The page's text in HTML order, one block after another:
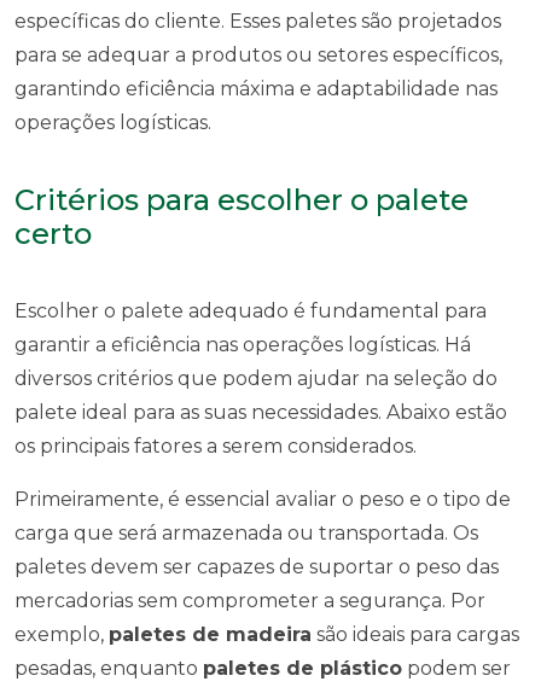
específicas do cliente. Esses paletes são projetados
para se adequar a produtos ou setores específicos,
garantindo eficiência máxima e adaptabilidade nas
operações logísticas.
Critérios para escolher o palete
certo
Escolher o palete adequado é fundamental para
garantir a eficiência nas operações logísticas. Há
diversos critérios que podem ajudar na seleção do
palete ideal para as suas necessidades. Abaixo estão
os principais fatores a serem considerados.
Primeiramente, é essencial avaliar o peso e o tipo de
carga que será armazenada ou transportada. Os
paletes devem ser capazes de suportar o peso das
mercadorias sem comprometer a segurança. Por
exemplo, paletes de madeira são ideais para cargas
pesadas, enquanto paletes de plástico podem ser